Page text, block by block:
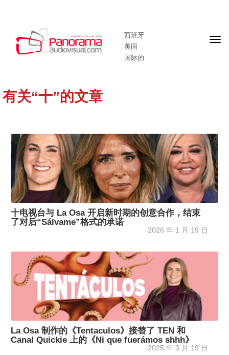
西班牙
美国
国际的
头
有关“十”的文章
十电视台与 La Osa 开启新时期的创意合作，结束
了对后“Sálvame”格式的承诺
2026 年 1 月 19 日
La Osa 制作的《Tentaculos》接替了 TEN 和
Canal Quickie 上的《Ni que fuerámos shhh》
2025 年 3 月 19 日